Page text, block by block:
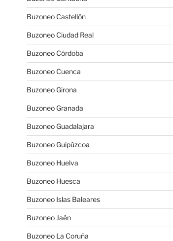
Buzoneo Castellón
Buzoneo Ciudad Real
Buzoneo Córdoba
Buzoneo Cuenca
Buzoneo Girona
Buzoneo Granada
Buzoneo Guadalajara
Buzoneo Guipúzcoa
Buzoneo Huelva
Buzoneo Huesca
Buzoneo Islas Baleares
Buzoneo Jaén
Buzoneo La Coruña